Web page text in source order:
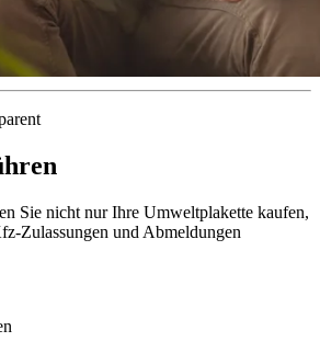
Sie nicht nur Ihre Umweltplakette kaufen,
Zulassungen und Abmeldungen